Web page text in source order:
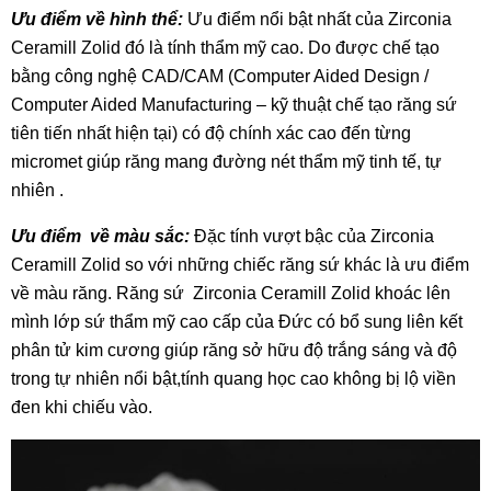
Ưu điểm về hình thể: Ưu điểm nổi bật nhất của Zirconia
Ceramill Zolid đó là tính thẩm mỹ cao. Do được chế tạo
bằng công nghệ CAD/CAM (Computer Aided Design /
Computer Aided Manufacturing – kỹ thuật chế tạo răng sứ
tiên tiến nhất hiện tại) có độ chính xác cao đến từng
micromet giúp răng mang đường nét thẩm mỹ tinh tế, tự
nhiên .
Ưu điểm về màu sắc: Đặc tính vượt bậc của Zirconia
Ceramill Zolid so với những chiếc răng sứ khác là ưu điểm
về màu răng. Răng sứ Zirconia Ceramill Zolid khoác lên
mình lớp sứ thẩm mỹ cao cấp của Đức có bổ sung liên kết
phân tử kim cương giúp răng sở hữu độ trắng sáng và độ
trong tự nhiên nổi bật,tính quang học cao không bị lộ viền
đen khi chiếu vào.